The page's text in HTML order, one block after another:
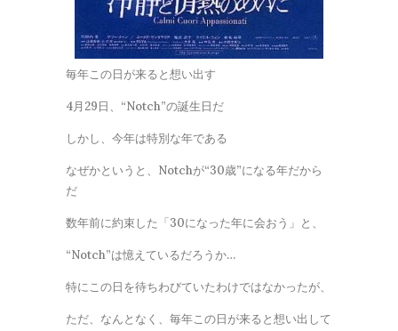
毎年この日が来ると想い出す
4月29日、“Notch”の誕生日だ
しかし、今年は特別な年である
なぜかというと、Notchが“30歳”になる年だから
だ
数年前に約束した「30になった年に会おう」と、
“Notch”は憶えているだろうか…
特にこの日を待ちわびていたわけではなかったが、
ただ、なんとなく、毎年この日が来ると想い出して